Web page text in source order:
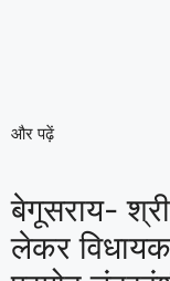
और पढ़ें
बेगूसराय-
लेकर